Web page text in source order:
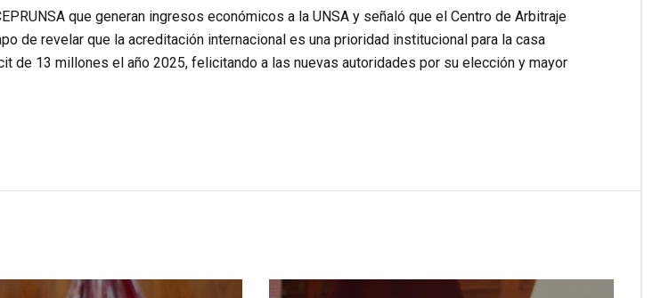
que generan ingresos económicos a la UNSA y señaló que el Centro de Arbitraje
de revelar que la acreditación internacional es una prioridad institucional para la casa
de 13 millones el año 2025, felicitando a las nuevas autoridades por su elección y mayor